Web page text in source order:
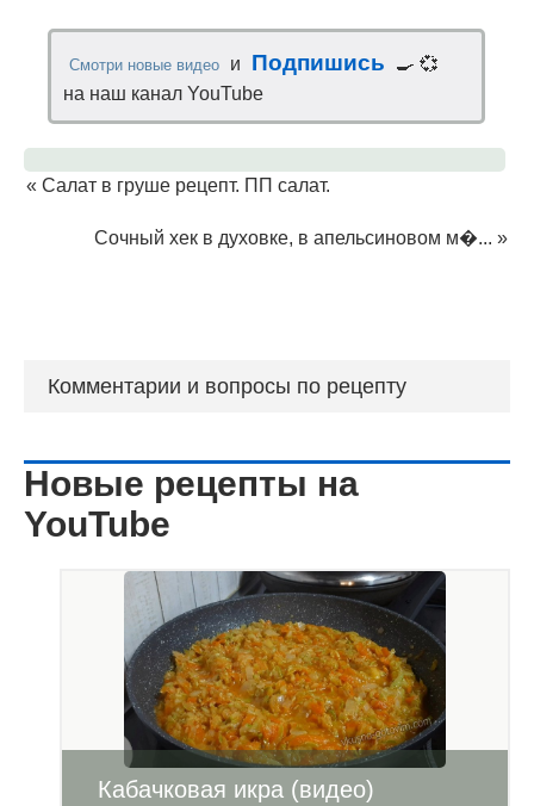
Смотри новые видео и Подпишись
🍳 💞
на наш канал YouTube
« Салат в груше рецепт. ПП салат.
Сочный хек в духовке, в апельсиновом м�... »
Комментарии и вопросы по рецепту
Новые рецепты на
YouTube
Кабачковая икра (видео)